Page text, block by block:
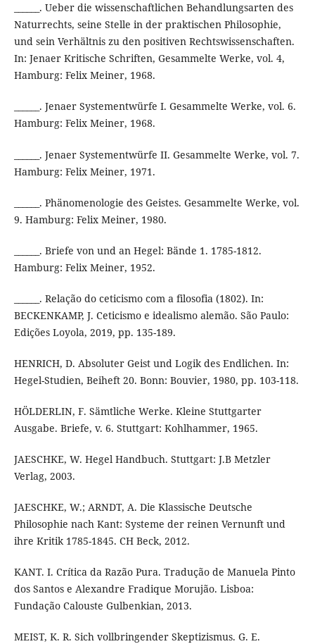
______. Ueber die wissenschaftlichen Behandlungsarten des
Naturrechts, seine Stelle in der praktischen Philosophie,
und sein Verhältnis zu den positiven Rechtswissenschaften.
In: Jenaer Kritische Schriften, Gesammelte Werke, vol. 4,
Hamburg: Felix Meiner, 1968.
______. Jenaer Systementwürfe I. Gesammelte Werke, vol. 6.
Hamburg: Felix Meiner, 1968.
______. Jenaer Systementwürfe II. Gesammelte Werke, vol. 7.
Hamburg: Felix Meiner, 1971.
______. Phänomenologie des Geistes. Gesammelte Werke, vol.
9. Hamburg: Felix Meiner, 1980.
______. Briefe von und an Hegel: Bände 1. 1785-1812.
Hamburg: Felix Meiner, 1952.
______. Relação do ceticismo com a filosofia (1802). In:
BECKENKAMP, J. Ceticismo e idealismo alemão. São Paulo:
Edições Loyola, 2019, pp. 135-189.
HENRICH, D. Absoluter Geist und Logik des Endlichen. In:
Hegel-Studien, Beiheft 20. Bonn: Bouvier, 1980, pp. 103-118.
HÖLDERLIN, F. Sämtliche Werke. Kleine Stuttgarter
Ausgabe. Briefe, v. 6. Stuttgart: Kohlhammer, 1965.
JAESCHKE, W. Hegel Handbuch. Stuttgart: J.B Metzler
Verlag, 2003.
JAESCHKE, W.; ARNDT, A. Die Klassische Deutsche
Philosophie nach Kant: Systeme der reinen Vernunft und
ihre Kritik 1785-1845. CH Beck, 2012.
KANT. I. Crítica da Razão Pura. Tradução de Manuela Pinto
dos Santos e Alexandre Fradique Morujão. Lisboa:
Fundação Calouste Gulbenkian, 2013.
MEIST, K. R. Sich vollbringender Skeptizismus. G. E.